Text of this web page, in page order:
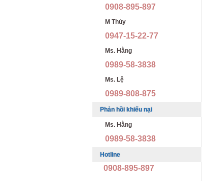
0908-895-897
M Thủy
0947-15-22-77
Ms. Hằng
0989-58-3838
Ms. Lệ
0989-808-875
Phản hồi khiếu nại
Ms. Hằng
0989-58-3838
Hotline
0908-895-897